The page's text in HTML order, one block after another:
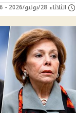
الثلاثاء 28/يوليو/2026 - 06:36 م